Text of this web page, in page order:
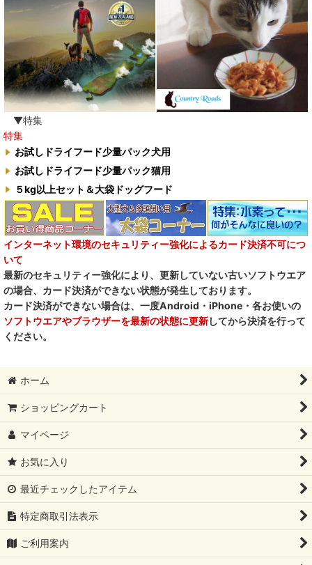
▼特集
特集
お試しドライフード少量パック犬用
お試しドライフード少量パック猫用
５kg以上セット＆大袋ドッグフード
インターネット環境のセキュリティー強化によるカード決済不可につ
いて
最新のセキュリティー強化により、更新していない古いソフトウエア
の場合、カード決済ができない状態が発生しております。
カード決済ができない場合は、一度Android・iPhone・各お使いの
ソフトウエアやブラウザーを最新の状態に更新してから決済を行って
ください。
ホーム
ショッピングカート
マイページ
お気に入り
最近チェックしたアイテム
特定商取引法表示
ご利用案内